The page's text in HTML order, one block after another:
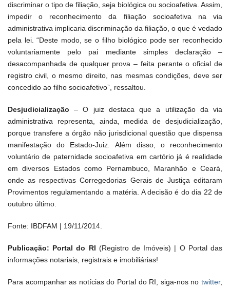
discriminar o tipo de filiação, seja biológica ou socioafetiva. Assim,
impedir o reconhecimento da filiação socioafetiva na via
administrativa implicaria discriminação da filiação, o que é vedado
pela lei. “Deste modo, se o filho biológico pode ser reconhecido
voluntariamente pelo pai mediante simples declaração –
desacompanhada de qualquer prova – feita perante o oficial de
registro civil, o mesmo direito, nas mesmas condições, deve ser
concedido ao filho socioafetivo”, ressaltou.
Desjudicialização – O juiz destaca que a utilização da via
administrativa representa, ainda, medida de desjudicialização,
porque transfere a órgão não jurisdicional questão que dispensa
manifestação do Estado-Juiz. Além disso, o reconhecimento
voluntário de paternidade socioafetiva em cartório já é realidade
em diversos Estados como Pernambuco, Maranhão e Ceará,
onde as respectivas Corregedorias Gerais de Justiça editaram
Provimentos regulamentando a matéria. A decisão é do dia 22 de
outubro último.
Fonte: IBDFAM | 19/11/2014.
Publicação: Portal do RI (Registro de Imóveis) | O Portal das
informações notariais, registrais e imobiliárias!
Para acompanhar as notícias do Portal do RI, siga-nos no twitter,